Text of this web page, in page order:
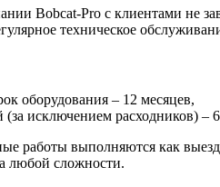
Bobcat-Pro с клиентами не
техническое
оборудования – 12 месяцев,
(за исключением расходников) –
работы выполняются как
любой сложности.